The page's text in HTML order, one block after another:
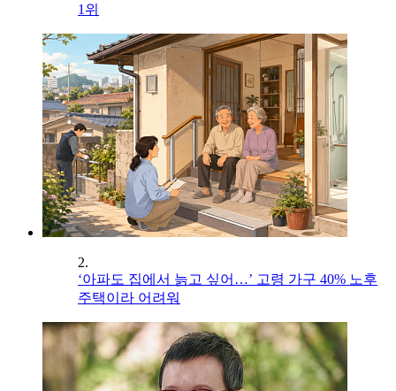
1위
2.
‘아파도 집에서 늙고 싶어…’ 고령 가구 40% 노후
주택이라 어려워